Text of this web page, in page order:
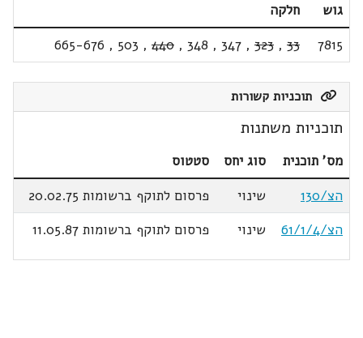
גוש
חלקה
7815
33
,
323
,
347
,
348
,
440
,
503
,
665-676
תוכניות קשורות
תוכניות משתנות
מס' תוכנית סוג יחס
סטטוס
הצ/130
שינוי
פרסום לתוקף ברשומות 20.02.75
הצ/61/1/4
שינוי פרסום לתוקף ברשומות 11.05.87